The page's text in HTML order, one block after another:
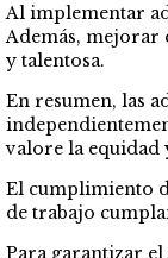
Al implementar
Además, mejorar
y talentosa.
En resumen, las
valore la equidad
El cumplimiento
de trabajo
Para garantizar el